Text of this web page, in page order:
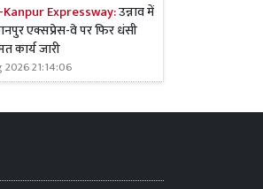
Expressway:उन्नाव में
एक्सप्रेस-वे पर फिर धंसी
कार्य जारी
2026 21:14:06